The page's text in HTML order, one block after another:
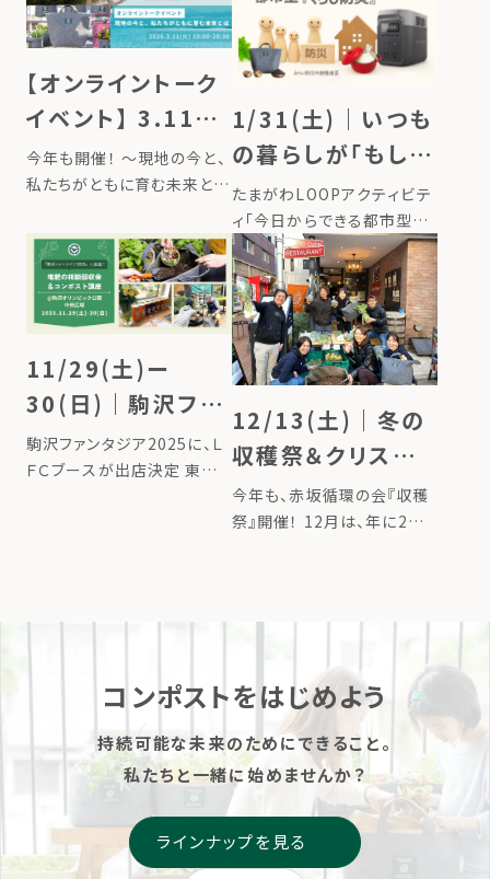
【オンライントーク
イベント】 3.11東
北復興をLFCコン
ポスト堆肥で支援
今年も開催！ ～現地の今と、
私たちがともに育む未来と
した 「Compost
Journey（コンポストジャー
ニー）」。 LFCコンポストを活
用し、家庭で作った生ごみ堆
肥で、東日本大震災で被災
[…]
1/31(土)｜いつも
の暮らしが「もし
も」に役立つ、今日
からできる都市型
「くらし防災」を始
めよう！
たまがわLOOPアクティビテ
ィ「今日からできる都市型『く
らし防災』を始めよう！」にて、
LFCコンポストをご紹介しま
す。 ここ数年、長い猛暑やゲ
リラ豪雨など、これまでにな
い気候変動や自然災害の激
甚化を体感する機会が増え
11/29(土)ー
30(日)｜駒沢ファ
ンタジア2025出
店！ ー販売・ミニ講
駒沢ファンタジア2025に、Ｌ
ＦＣブースが出店決定 東京・
が決まりました！ 今回の駒
12/13(土)｜冬の
収穫祭＆クリスマ
ススワッグ作りWS
開催！＠東京オーブ
今年も、赤坂循環の会『収穫
祭』開催！ 12月は、年に2回
材にこだわる赤坂の人気ビ
コンポストをはじめよう
持続可能な未来のためにできること。
私たちと一緒に始めませんか？
ラインナップを見る